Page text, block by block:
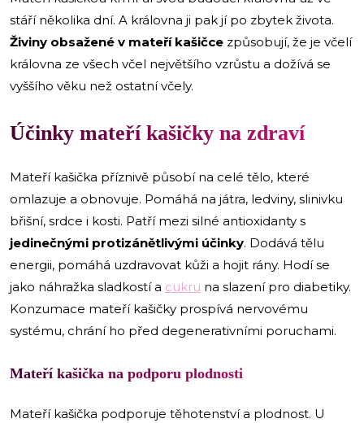
stáří několika dní. A královna ji pak jí po zbytek života.
Živiny obsažené v mateří kašičce způsobují, že je včelí
královna ze všech včel největšího vzrůstu a dožívá se
vyššího věku než ostatní včely.
Účinky mateří kašičky na zdraví
Mateří kašička příznivě působí na celé tělo, které
omlazuje a obnovuje. Pomáhá na játra, ledviny, slinivku
břišní, srdce i kosti. Patří mezi silné antioxidanty s
jedinečnými protizánětlivými účinky. Dodává tělu
energii, pomáhá uzdravovat kůži a hojit rány. Hodí se
jako náhražka sladkostí a cukru na slazení pro diabetiky.
Konzumace mateří kašičky prospívá nervovému
systému, chrání ho před degenerativními poruchami.
Mateří kašička na podporu plodnosti
Mateří kašička podporuje těhotenství a plodnost. U